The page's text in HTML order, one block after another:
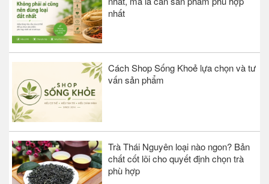
nhất
Cách Shop Sống Khoẻ lựa chọn và tư
vấn sản phẩm
Trà Thái Nguyên loại nào ngon? Bản
chất cốt lõi cho quyết định chọn trà
phù hợp